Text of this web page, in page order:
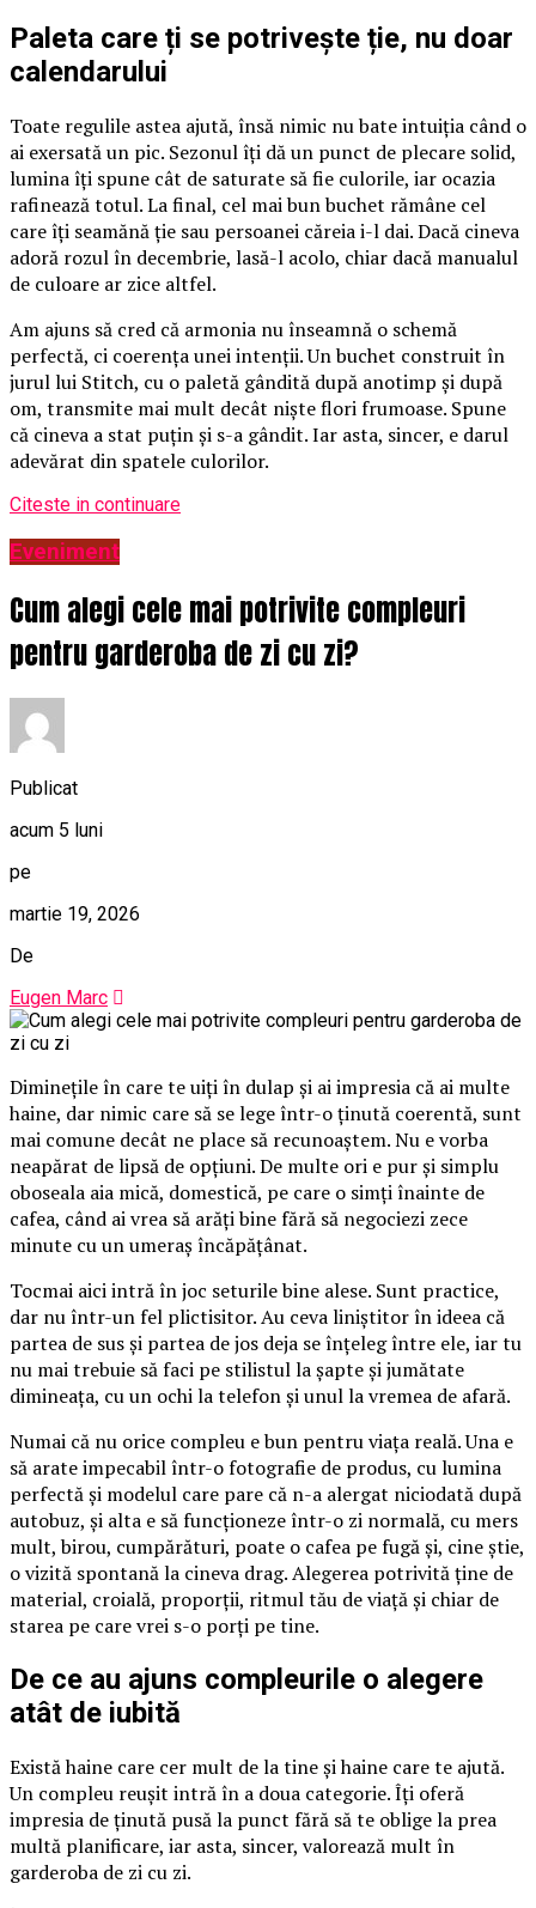
Paleta care ți se potrivește ție, nu doar
calendarului
Toate regulile astea ajută, însă nimic nu bate intuiția când o
ai exersată un pic. Sezonul îți dă un punct de plecare solid,
lumina îți spune cât de saturate să fie culorile, iar ocazia
rafinează totul. La final, cel mai bun buchet rămâne cel
care îți seamănă ție sau persoanei căreia i-l dai. Dacă cineva
adoră rozul în decembrie, lasă-l acolo, chiar dacă manualul
de culoare ar zice altfel.
Am ajuns să cred că armonia nu înseamnă o schemă
perfectă, ci coerența unei intenții. Un buchet construit în
jurul lui Stitch, cu o paletă gândită după anotimp și după
om, transmite mai mult decât niște flori frumoase. Spune
că cineva a stat puțin și s-a gândit. Iar asta, sincer, e darul
adevărat din spatele culorilor.
Citeste in continuare
Eveniment
Cum alegi cele mai potrivite compleuri
pentru garderoba de zi cu zi?
Publicat
acum 5 luni
pe
martie 19, 2026
De
Eugen Marc
Diminețile în care te uiți în dulap și ai impresia că ai multe
haine, dar nimic care să se lege într-o ținută coerentă, sunt
mai comune decât ne place să recunoaștem. Nu e vorba
neapărat de lipsă de opțiuni. De multe ori e pur și simplu
oboseala aia mică, domestică, pe care o simți înainte de
cafea, când ai vrea să arăți bine fără să negociezi zece
minute cu un umeraș încăpățânat.
Tocmai aici intră în joc seturile bine alese. Sunt practice,
dar nu într-un fel plictisitor. Au ceva liniștitor în ideea că
partea de sus și partea de jos deja se înțeleg între ele, iar tu
nu mai trebuie să faci pe stilistul la șapte și jumătate
dimineața, cu un ochi la telefon și unul la vremea de afară.
Numai că nu orice compleu e bun pentru viața reală. Una e
să arate impecabil într-o fotografie de produs, cu lumina
perfectă și modelul care pare că n-a alergat niciodată după
autobuz, și alta e să funcționeze într-o zi normală, cu mers
mult, birou, cumpărături, poate o cafea pe fugă și, cine știe,
o vizită spontană la cineva drag. Alegerea potrivită ține de
material, croială, proporții, ritmul tău de viață și chiar de
starea pe care vrei s-o porți pe tine.
De ce au ajuns compleurile o alegere
atât de iubită
Există haine care cer mult de la tine și haine care te ajută.
Un compleu reușit intră în a doua categorie. Îți oferă
impresia de ținută pusă la punct fără să te oblige la prea
multă planificare, iar asta, sincer, valorează mult în
garderoba de zi cu zi.